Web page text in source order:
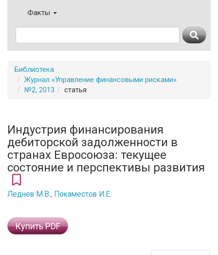
Факты
Библиотека
Журнал «Управление финансовыми рисками»
№2, 2013
статья
Индустрия финансирования
дебиторской задолженности в
странах Евроcоюза: текущее
состояние и перспективы развития
Леднев М.В., Покаместов И.Е.
Купить PDF